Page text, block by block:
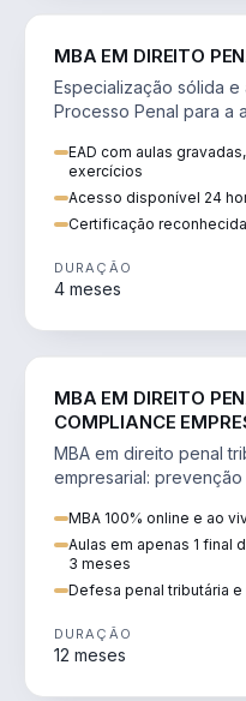
MBA EM DIREITO
Especialização sólida e
Processo Penal para a
EAD com aulas
exercícios
Acesso disponível 24
Certificação
DURAÇÃO
4 meses
MBA EM DIREITO
COMPLIANCE
MBA em direito penal
empresarial:
MBA 100% online e ao
Aulas em apenas 1 final
3 meses
Defesa penal tributária
DURAÇÃO
12 meses